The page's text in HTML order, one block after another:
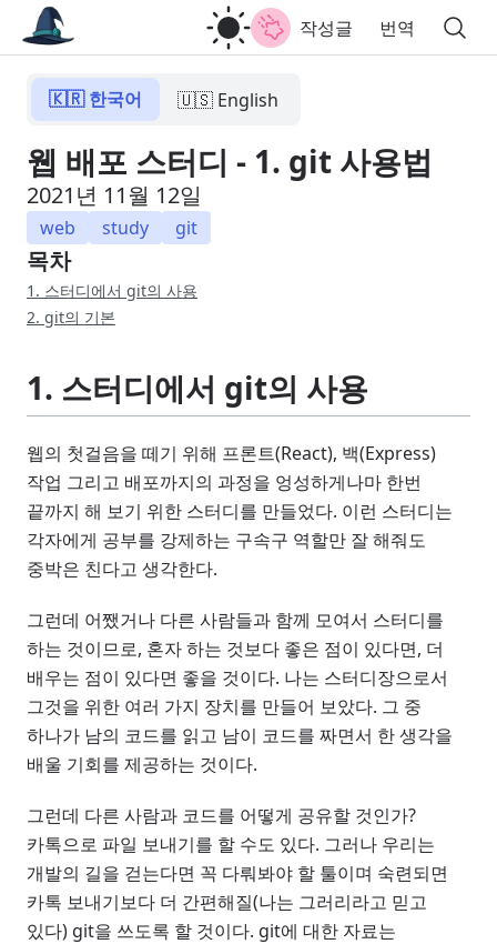
작성글 번역
🇰🇷 한국어 🇺🇸 English
웹 배포 스터디 - 1. git 사용법
2021년 11월 12일
web study git
목차
1. 스터디에서 git의 사용
2. git의 기본
1. 스터디에서 git의 사용
웹의 첫걸음을 떼기 위해 프론트(React), 백(Express)
작업 그리고 배포까지의 과정을 엉성하게나마 한번
끝까지 해 보기 위한 스터디를 만들었다. 이런 스터디는
각자에게 공부를 강제하는 구속구 역할만 잘 해줘도
중박은 친다고 생각한다.
그런데 어쨌거나 다른 사람들과 함께 모여서 스터디를
하는 것이므로, 혼자 하는 것보다 좋은 점이 있다면, 더
배우는 점이 있다면 좋을 것이다. 나는 스터디장으로서
그것을 위한 여러 가지 장치를 만들어 보았다. 그 중
하나가 남의 코드를 읽고 남이 코드를 짜면서 한 생각을
배울 기회를 제공하는 것이다.
그런데 다른 사람과 코드를 어떻게 공유할 것인가?
카톡으로 파일 보내기를 할 수도 있다. 그러나 우리는
개발의 길을 걷는다면 꼭 다뤄봐야 할 툴이며 숙련되면
카톡 보내기보다 더 간편해질(나는 그러리라고 믿고
있다) git을 쓰도록 할 것이다. git에 대한 자료는